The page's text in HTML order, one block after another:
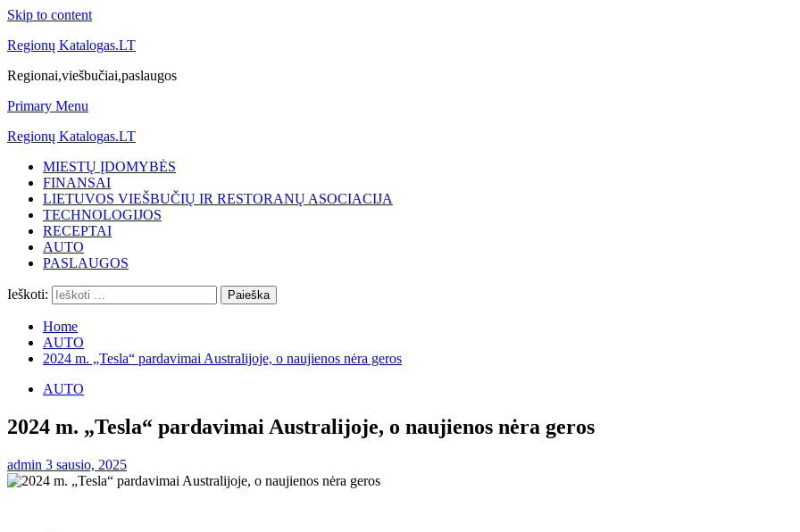
Skip to content
Regionų Katalogas.LT
Regionai,viešbučiai,paslaugos
Primary Menu
Regionų Katalogas.LT
MIESTŲ ĮDOMYBĖS
FINANSAI
LIETUVOS VIEŠBUČIŲ IR RESTORANŲ ASOCIACIJA
TECHNOLOGIJOS
RECEPTAI
AUTO
PASLAUGOS
Ieškoti:
Home
AUTO
2024 m. „Tesla“ pardavimai Australijoje, o naujienos nėra geros
AUTO
2024 m. „Tesla“ pardavimai Australijoje, o naujienos nėra geros
admin 3 sausio, 2025